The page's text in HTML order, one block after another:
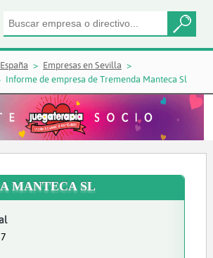
Empresas en Sevilla
Informe de empresa de Tremenda Manteca Sl
MANTECA SL